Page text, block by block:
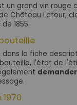
un grand vin rouge
Château Latour,
1855.
la fiche
l'état de